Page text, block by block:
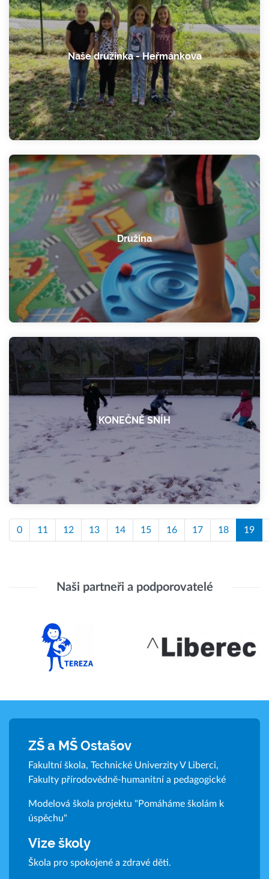
Naše družinka - Heřmánkova
Družina
KONEČNĚ SNÍH
0 11 12 13 14 15 16 17 18 19
Naši partneři a podporovatelé
ZŠ a MŠ Ostašov
Fakultní škola, Technické Univerzity V Liberci,
Fakulty přírodovědně-humanitní a pedagogické
Modelová škola projektu "Pomáháme školám k
úspěchu"
Vize školy
Škola pro spokojené a zdravé děti.